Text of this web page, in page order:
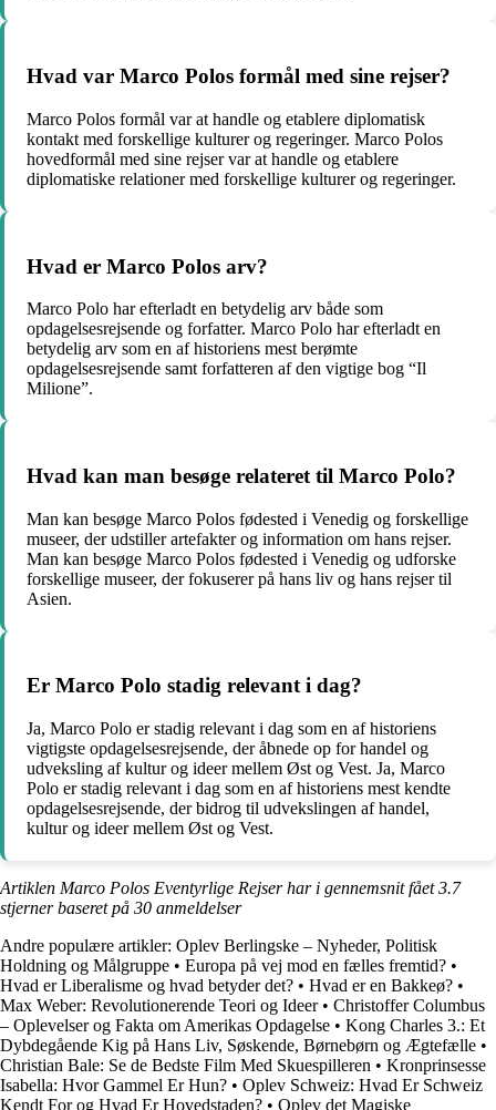
Hvad var Marco Polos formål med sine rejser?
Marco Polos formål var at handle og etablere diplomatisk
kontakt med forskellige kulturer og regeringer. Marco Polos
hovedformål med sine rejser var at handle og etablere
diplomatiske relationer med forskellige kulturer og regeringer.
Hvad er Marco Polos arv?
Marco Polo har efterladt en betydelig arv både som
opdagelsesrejsende og forfatter. Marco Polo har efterladt en
betydelig arv som en af historiens mest berømte
opdagelsesrejsende samt forfatteren af den vigtige bog “Il
Milione”.
Hvad kan man besøge relateret til Marco Polo?
Man kan besøge Marco Polos fødested i Venedig og forskellige
museer, der udstiller artefakter og information om hans rejser.
Man kan besøge Marco Polos fødested i Venedig og udforske
forskellige museer, der fokuserer på hans liv og hans rejser til
Asien.
Er Marco Polo stadig relevant i dag?
Ja, Marco Polo er stadig relevant i dag som en af historiens
vigtigste opdagelsesrejsende, der åbnede op for handel og
udveksling af kultur og ideer mellem Øst og Vest. Ja, Marco
Polo er stadig relevant i dag som en af historiens mest kendte
opdagelsesrejsende, der bidrog til udvekslingen af handel,
kultur og ideer mellem Øst og Vest.
Artiklen Marco Polos Eventyrlige Rejser har i gennemsnit fået3.7
stjerner baseret på 30 anmeldelser
Andre populære artikler: Oplev Berlingske – Nyheder, Politisk
Holdning og Målgruppe • Europa på vej mod en fælles fremtid? •
Hvad er Liberalisme og hvad betyder det? • Hvad er en Bakkeø? •
Max Weber: Revolutionerende Teori og Ideer• Christoffer Columbus
– Oplevelser og Fakta om Amerikas Opdagelse • Kong Charles 3.: Et
Dybdegående Kig på Hans Liv, Søskende, Børnebørn og Ægtefælle •
Christian Bale: Se de Bedste Film Med Skuespilleren • Kronprinsesse
Isabella: Hvor Gammel Er Hun? • Oplev Schweiz: Hvad Er Schweiz
Kendt For og Hvad Er Hovedstaden? • Oplev det Magiske